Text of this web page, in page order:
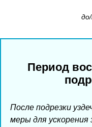
Период
После подрезки
меры для